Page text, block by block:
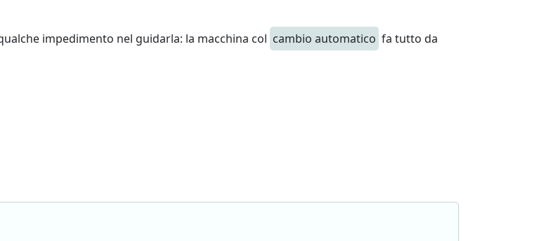
impedimento nel guidarla: la macchina col cambio automatico fa tutto da